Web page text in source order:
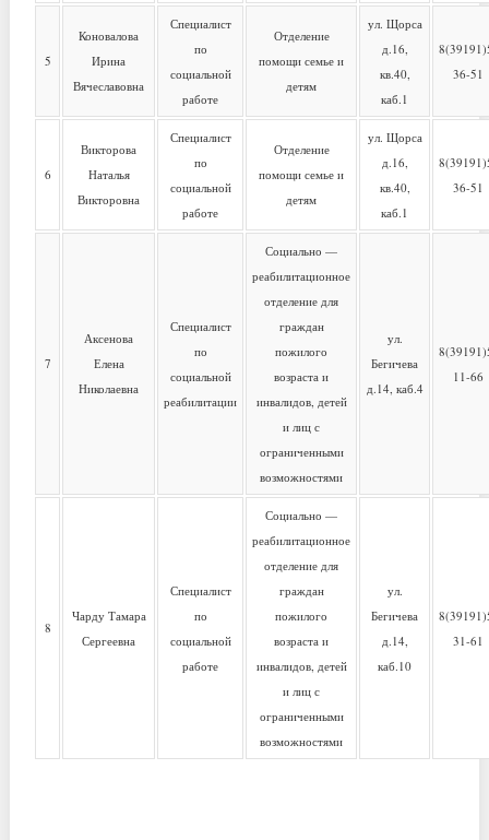
5
Коновалова
Ирина
Вячеславовна
Специалист
по
социальной
работе
Отделение
помощи семье и
детям
ул. Щорса
д.16,
кв.40,
каб.1
36-51
6
Викторова
Наталья
Викторовна
Специалист
по
социальной
работе
Отделение
помощи семье и
детям
ул. Щорса
д.16,
кв.40,
каб.1
36-51
7
Аксенова
Елена
Николаевна
Специалист
по
социальной
реабилитации
Социально —
реабилитационное
отделение для
граждан
пожилого
возраста и
инвалидов, детей
и лиц с
ограниченными
возможностями
ул.
Бегичева
д.14, каб.4
11-66
8
Чарду Тамара
Сергеевна
Специалист
по
социальной
работе
Социально —
реабилитационное
отделение для
граждан
пожилого
возраста и
инвалидов, детей
и лиц с
ограниченными
возможностями
ул.
Бегичева
д.14,
каб.10
31-61